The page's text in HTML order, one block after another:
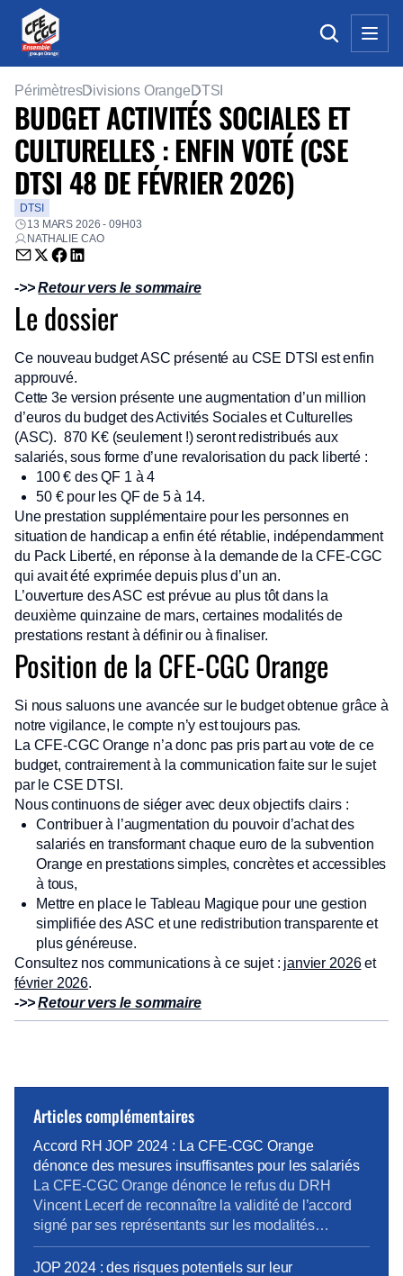
PérimètresDivisions Orange DTSI
BUDGET ACTIVITÉS SOCIALES ET
CULTURELLES : ENFIN VOTÉ (CSE
DTSI 48 DE FÉVRIER 2026)
DTSI
13 MARS 2026 - 09H03
NATHALIE CAO
Envoyer par email (nouvelle fenêtre)
Partager sur Twitter (nouvelle fenêtre)
Partager sur Facebook (nouvelle fenêtre)
Partager sur LinkedIn (nouvelle fenêtre)
->>Retour vers le sommaire
Le dossier
Ce nouveau budget ASC présenté au CSE DTSI est enfin
approuvé.
Cette 3e version présente une augmentation d’un million
d’euros du budget des Activités Sociales et Culturelles
(ASC). 870 K€ (seulement !) seront redistribués aux
salariés, sous forme d’une revalorisation du pack liberté :
100 € des QF 1 à 4
50 € pour les QF de 5 à 14.
Une prestation supplémentaire pour les personnes en
situation de handicap a enfin été rétablie, indépendamment
du Pack Liberté, en réponse à la demande de la CFE-CGC
qui avait été exprimée depuis plus d’un an.
L’ouverture des ASC est prévue au plus tôt dans la
deuxième quinzaine de mars, certaines modalités de
prestations restant à définir ou à finaliser.
Position de la CFE-CGC Orange
Si nous saluons une avancée sur le budget obtenue grâce à
notre vigilance, le compte n’y est toujours pas.
La CFE-CGC Orange n’a donc pas pris part au vote de ce
budget, contrairement à la communication faite sur le sujet
par le CSE DTSI.
Nous continuons de siéger avec deux objectifs clairs :
Contribuer à l’augmentation du pouvoir d’achat des
salariés en transformant chaque euro de la subvention
Orange en prestations simples, concrètes et accessibles
à tous,
Mettre en place le Tableau Magique pour une gestion
simplifiée des ASC et une redistribution transparente et
plus généreuse.
Consultez nos communications à ce sujet : janvier 2026et
février 2026.
->>Retour vers le sommaire
Articles complémentaires
Accord RH JOP 2024 : La CFE-CGC Orange
dénonce des mesures insuffisantes pour les salariés
La CFE-CGC Orange dénonce le refus du DRH
Vincent Lecerf de reconnaître la validité de l’accord
signé par ses représentants sur les modalités
d’accompagnement RH des salariés dans le cadre
des Jeux Olympiques de Paris 2024. Ce refus met en
JOP 2024 : des risques potentiels sur leur